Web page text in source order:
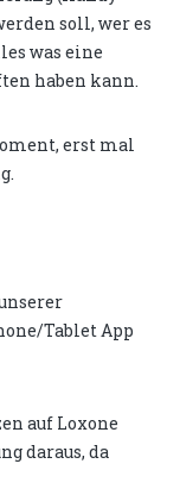
soll, wer es
was eine
haben kann.
erst mal
Tablet App
auf Loxone
daraus, da